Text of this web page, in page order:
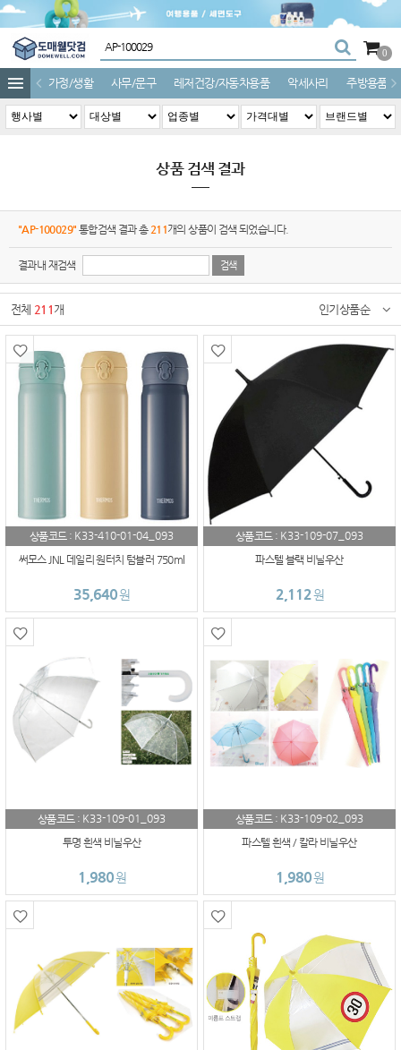
0
가정/생활 사무/문구 레저건강/자동차용품 악세사리 주방용품
상품 검색 결과
"AP-100029" 통합검색 결과 총 211개의 상품이 검색 되었습니다.
결과내 재검색
전체 211 개 인기상품순
상품코드 : K33-410-01-04_093
써모스 JNL 데일리 원터치 텀블러 750ml
35,640원
상품코드 : K33-109-07_093
파스텔 블랙 비닐우산
2,112원
상품코드 : K33-109-01_093
투명 흰색 비닐우산
1,980원
상품코드 : K33-109-02_093
파스텔 흰색 / 칼라 비닐우산
1,980원